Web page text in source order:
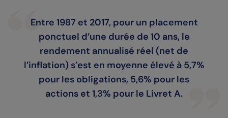
Entre 1987 et 2017, pour un placement
ponctuel d’une durée de 10 ans, le
rendement annualisé réel (net de
l’inflation) s’est en moyenne élevé à 5,7%
pour les obligations, 5,6% pour les
actions et 1,3% pour le Livret A.